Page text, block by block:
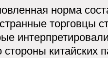
норма
торговцы
китайских